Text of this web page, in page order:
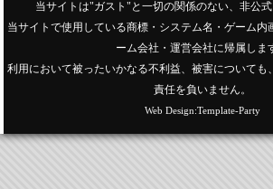
当サイトは"ガスト"と一切の関係のない、非公式
当サイトで使用している商標・システム名・ゲーム内
ーム会社・運営会社に帰属しま
利用において被ったいかなる不利益、被害についても
責任を負いません。
Web Design:Template-Party